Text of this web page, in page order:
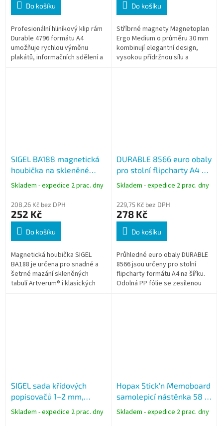
Do košíku
Profesionální hliníkový klip rám
Durable 4796 formátu A4
umožňuje rychlou výměnu
plakátů, informačních sdělení a
Do košíku
Stříbrné magnety Magnetoplan
Ergo Medium o průměru 30 mm
kombinují elegantní design,
vysokou přídržnou sílu a
SIGEL BA188 magnetická
houbička na skleněné
tabule Artverum®, 13 × 6
Skladem - expedice 2 prac. dny
208,26 Kč bez DPH
252 Kč
Do košíku
Magnetická houbička SIGEL
BA188 je určena pro snadné a
šetrné mazání skleněných
tabulí Artverum® i klasických
DURABLE 8566 euro obaly
pro stolní flipcharty A4 na
šířku, 10 ks
Skladem - expedice 2 prac. dny
229,75 Kč bez DPH
278 Kč
Do košíku
Průhledné euro obaly DURABLE
8566 jsou určeny pro stolní
flipcharty formátu A4 na šířku.
Odolná PP fólie se zesílenou
SIGEL sada křídových
popisovačů 1–2 mm,
kulatý hrot, 4 barvy
Skladem - expedice 2 prac. dny
Hopax Stick'n Memoboard
samolepicí nástěnka 58 ×
46 cm, korkový vzor
Skladem - expedice 2 prac. dny